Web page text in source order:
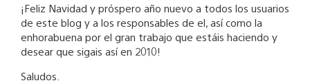
¡Feliz Navidad y próspero año nuevo a todos los usuarios
de este blog y a los responsables de el, así como la
enhorabuena por el gran trabajo que estáis haciendo y
desear que sigais así en 2010!
Saludos.